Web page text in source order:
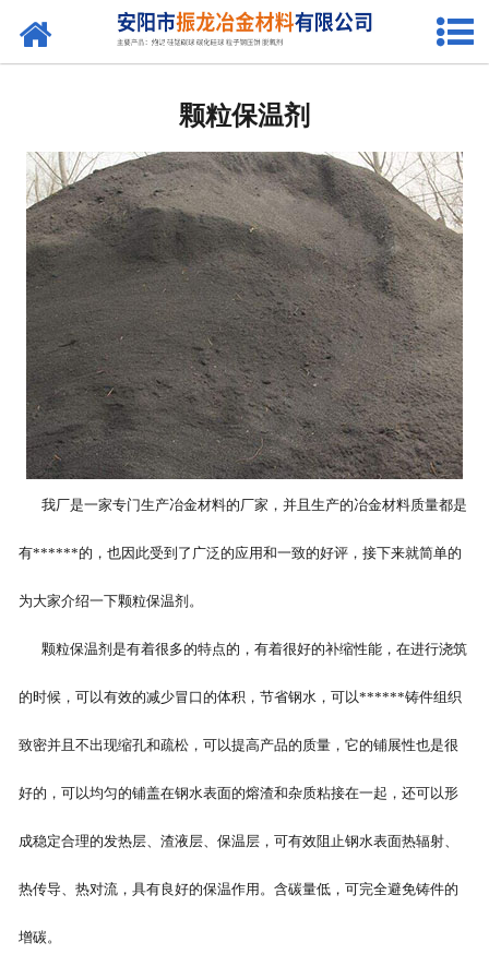
网站首页
硅锰合金球
硅碳球
快干剂
粒子钢压饼
炮泥混合料
炮泥添加剂
无水炮泥
硅铁球
其它产品
颗粒保温剂
我厂是一家专门生产冶金材料的厂家，并且生产的冶金材料质量都是
有******的，也因此受到了广泛的应用和一致的好评，接下来就简单的
为大家介绍一下颗粒保温剂。
颗粒保温剂是有着很多的特点的，有着很好的补缩性能，在进行浇筑
的时候，可以有效的减少冒口的体积，节省钢水，可以******铸件组织
致密并且不出现缩孔和疏松，可以提高产品的质量，它的铺展性也是很
好的，可以均匀的铺盖在钢水表面的熔渣和杂质粘接在一起，还可以形
成稳定合理的发热层、渣液层、保温层，可有效阻止钢水表面热辐射、
热传导、热对流，具有良好的保温作用。含碳量低，可完全避免铸件的
增碳。